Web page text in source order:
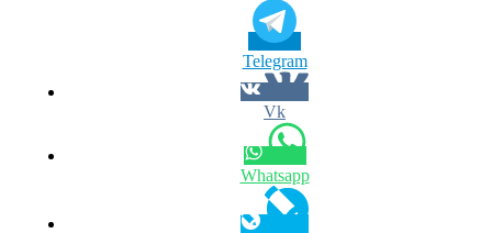
Telegram
Vk
Whatsapp